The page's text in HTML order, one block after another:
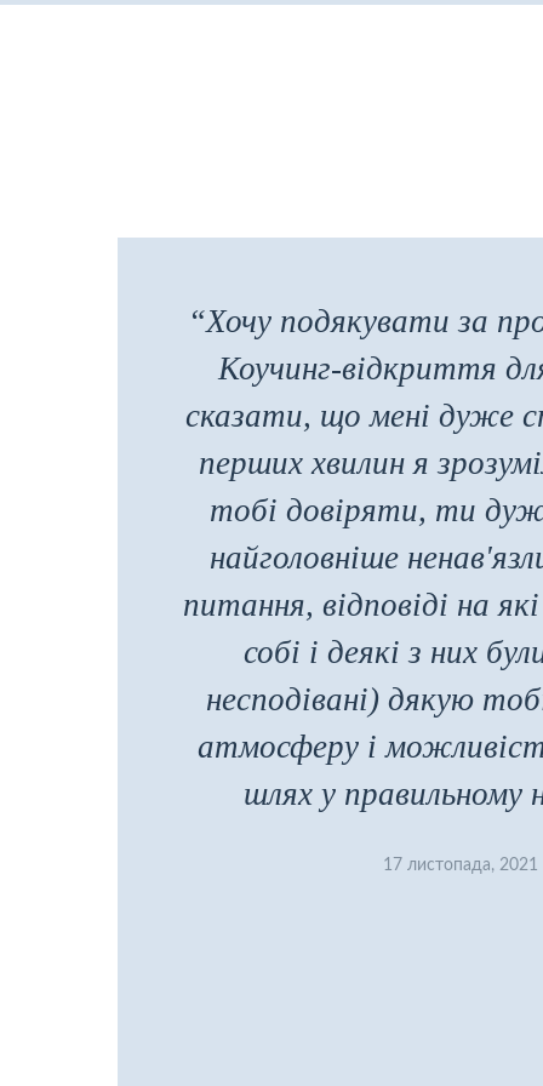
“Хочу подякувати за
Коучинг-відкриття
сказати, що мені дуже
перших хвилин я
тобі довіряти, ти
найголовніше
питання, відповіді на
собі і деякі з них
несподівані) дякую
атмосферу і
шлях у правильному
17 листопада, 2021